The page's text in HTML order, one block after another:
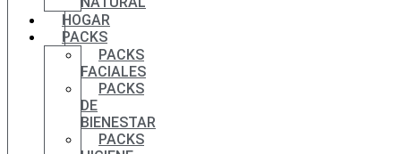
HOGAR
PACKS
PACKS
FACIALES
PACKS
DE
BIENESTAR
PACKS